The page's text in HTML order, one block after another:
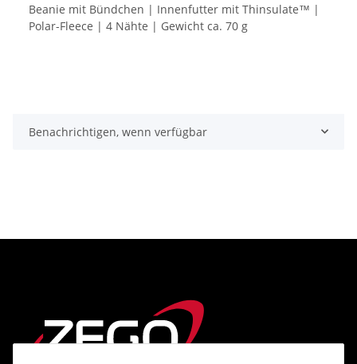
Beanie mit Bündchen | Innenfutter mit Thinsulate™ |
Polar-Fleece | 4 Nähte | Gewicht ca. 70 g
Benachrichtigen, wenn verfügbar